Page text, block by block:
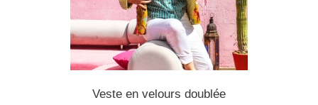
Veste en velours doublée